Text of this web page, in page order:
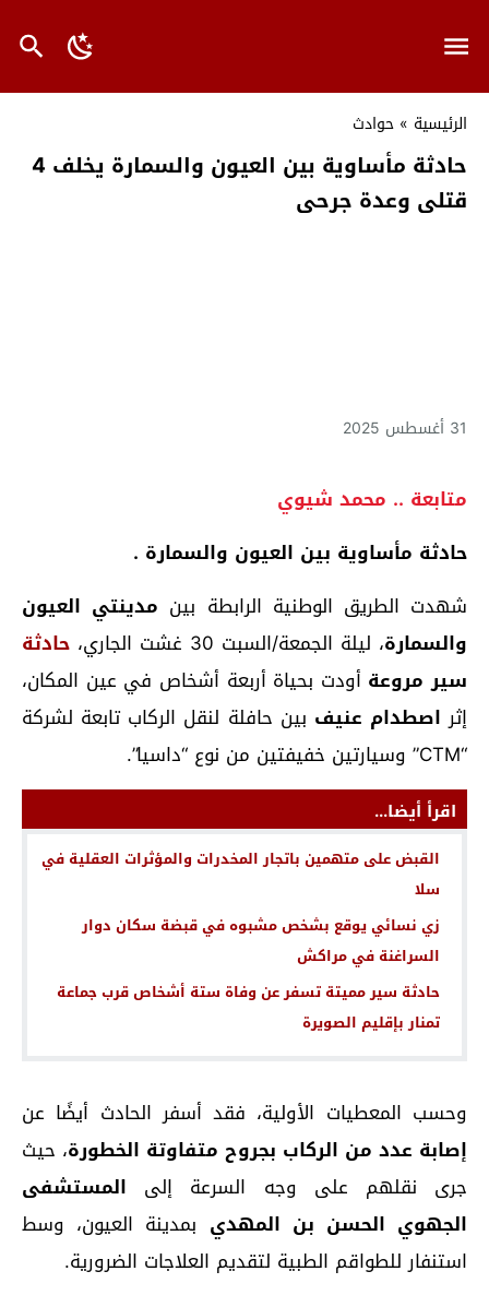
الرئيسية » حوادث
حادثة مأساوية بين العيون والسمارة يخلف 4
قتلى وعدة جرحى
31 أغسطس 2025
متابعة .. محمد شيوي
حادثة مأساوية بين العيون والسمارة .
شهدت الطريق الوطنية الرابطة بين مدينتي العيون
والسمارة، ليلة الجمعة/السبت 30 غشت الجاري،
حادثة
سير مروعة أودت بحياة أربعة أشخاص في عين المكان،
إثر اصطدام عنيف بين حافلة لنقل الركاب تابعة لشركة
“CTM” وسيارتين خفيفتين من نوع “داسيا”.
اقرأ أيضا...
القبض على متهمين باتجار المخدرات والمؤثرات العقلية في
سلا
زي نسائي يوقع بشخص مشبوه في قبضة سكان دوار
السراغنة في مراكش
حادثة سير مميتة تسفر عن وفاة ستة أشخاص قرب جماعة
تمنار بإقليم الصويرة
وحسب المعطيات الأولية، فقد أسفر الحادث أيضًا عن
إصابة عدد من الركاب بجروح متفاوتة الخطورة، حيث
جرى نقلهم على وجه السرعة إلى المستشفى
الجهوي الحسن بن المهدي بمدينة العيون، وسط
استنفار للطواقم الطبية لتقديم العلاجات الضرورية.